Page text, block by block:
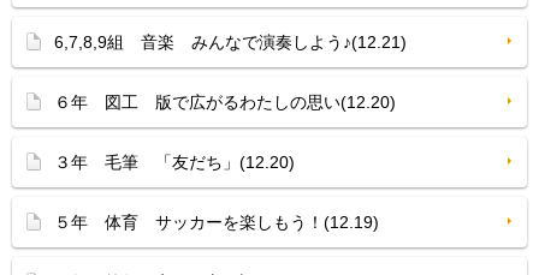
6,7,8,9組 音楽 みんなで演奏しよう♪(12.21)
６年 図工 版で広がるわたしの思い(12.20)
３年 毛筆 「友だち」(12.20)
５年 体育 サッカーを楽しもう！(12.19)